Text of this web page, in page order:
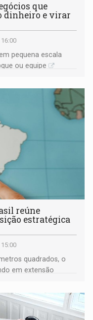
que
dinheiro e virar
pequena escala
ou equipe
reúne
estratégica
quadrados, o
em extensão